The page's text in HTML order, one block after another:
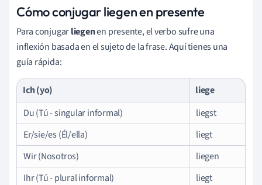
Cómo conjugar liegen en presente
Para conjugarliegenen presente, el verbo sufre una
inflexión basada en el sujeto de la frase. Aquí tienes una
guía rápida:
Ich (yo)
liege
Du (Tú - singular informal)
liegst
Er/sie/es (Él/ella)
liegt
Wir (Nosotros)
liegen
Ihr (Tú - plural informal)
liegt